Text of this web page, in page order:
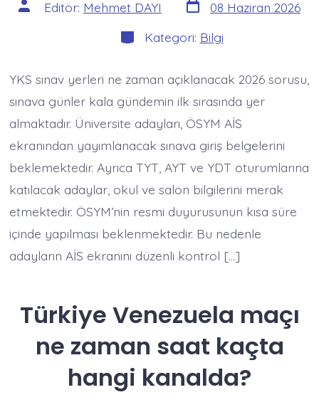
Yazının
yazarı
Editör: Mehmet DAYI
tarihi
08 Haziran 2026
Kategoriler
Kategori: Bilgi
YKS sınav yerleri ne zaman açıklanacak 2026 sorusu,
sınava günler kala gündemin ilk sırasında yer
almaktadır. Üniversite adayları, ÖSYM AİS
ekranından yayımlanacak sınava giriş belgelerini
beklemektedir. Ayrıca TYT, AYT ve YDT oturumlarına
katılacak adaylar, okul ve salon bilgilerini merak
etmektedir. ÖSYM’nin resmi duyurusunun kısa süre
içinde yapılması beklenmektedir. Bu nedenle
adayların AİS ekranını düzenli kontrol […]
Türkiye Venezuela maçı
ne zaman saat kaçta
hangi kanalda?